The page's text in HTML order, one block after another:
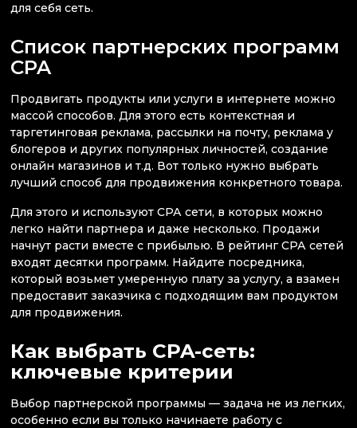
для себя сеть.
Список партнерских программ
CPA
Продвигать продукты или услуги в интернете можно
массой способов. Для этого есть контекстная и
таргетинговая реклама, рассылки на почту, реклама у
блогеров и других популярных личностей, создание
онлайн магазинов и т.д. Вот только нужно выбрать
лучший способ для продвижения конкретного товара.
Для этого и используют СРА сети, в которых можно
легко найти партнера и даже несколько. Продажи
начнут расти вместе с прибылью. В рейтинг СРА сетей
входят десятки программ. Найдите посредника,
который возьмет умеренную плату за услугу, а взамен
предоставит заказчика с подходящим вам продуктом
для продвижения.
Как выбрать CPA-сеть:
ключевые критерии
Выбор партнерской программы — задача не из легких,
особенно если вы только начинаете работу с